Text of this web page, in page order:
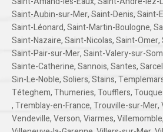
Saint-Aubin-sur-Mer,Saint-Denis,Saint-
Saint-Léonard,Saint-Martin-Boulogne,
Saint-Nazaire,Saint-Nicolas,Saint-Omer,
Saint-Pair-sur-Mer,Saint-Valery-sur-
Sainte-Catherine,Sannois,Santes,
Sin-Le-Noble,Soliers,Stains,
Téteghem,Thumeries,Toufflers,
,Tremblay-en-France,Trouville-sur-Mer,
Vendeville,Verson,Viarmes,Villemomble,